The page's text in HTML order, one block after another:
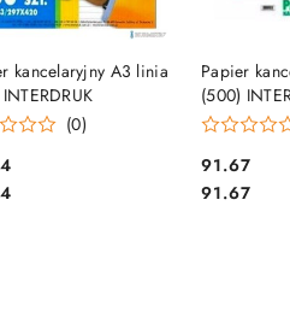
kancelaryjny A3 linia
(0)
DO KOSZYKA
Papier
(500)
Cena:
91.67
Cena:
91.67